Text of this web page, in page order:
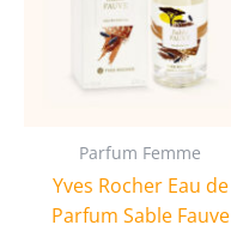
Parfum Femme
Yves Rocher Eau de
Parfum Sable Fauve